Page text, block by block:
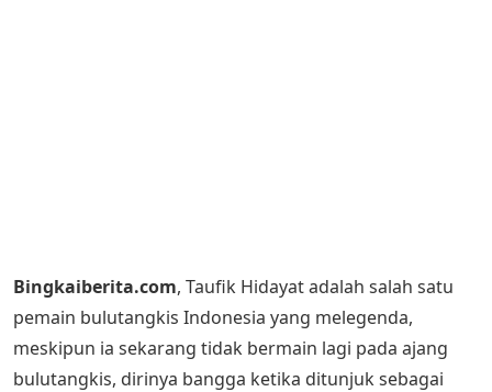
Bingkaiberita.com, Taufik Hidayat adalah salah satu
pemain bulutangkis Indonesia yang melegenda,
meskipun ia sekarang tidak bermain lagi pada ajang
bulutangkis, dirinya bangga ketika ditunjuk sebagai